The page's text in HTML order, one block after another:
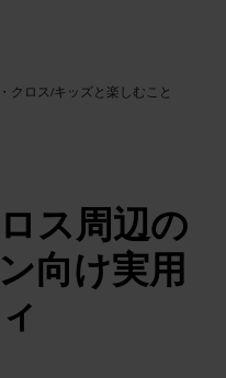
クロス/キッズと楽しむこと
ス周辺の
向け実用